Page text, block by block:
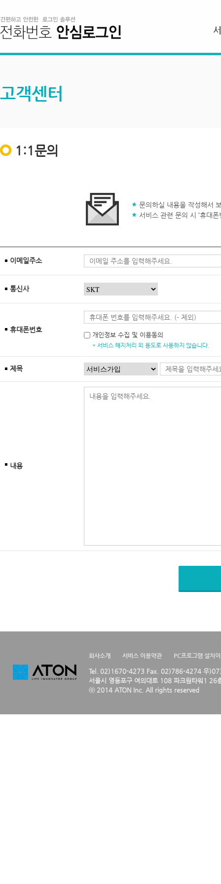
고객센터
1:1문의
문의하실 내용을 작성해서
서비스 관련 문의 시 ‘휴대
이메일주소
통신사
휴대폰번호
개인정보 수집 및 이용동의
* 서비스 해지처리 외 용도로 사용하지 않습니다.
제목
내용
회사소개 서비스 이용약관 PC프로그램 설치
Tel. 02)1670-4273 Fax. 02)786-4274 우
서울시 영등포구 여의대로 108 파크원타워1 26
ⓒ 2014 ATON Inc. All rights reserved